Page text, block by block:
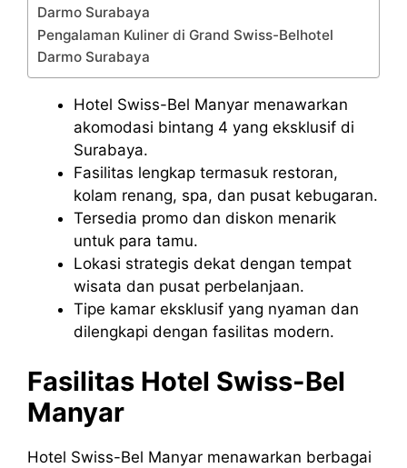
Darmo Surabaya
Pengalaman Kuliner di Grand Swiss-Belhotel
Darmo Surabaya
Hotel Swiss-Bel Manyar menawarkan
akomodasi bintang 4 yang eksklusif di
Surabaya.
Fasilitas lengkap termasuk restoran,
kolam renang, spa, dan pusat kebugaran.
Tersedia promo dan diskon menarik
untuk para tamu.
Lokasi strategis dekat dengan tempat
wisata dan pusat perbelanjaan.
Tipe kamar eksklusif yang nyaman dan
dilengkapi dengan fasilitas modern.
Fasilitas Hotel Swiss-Bel
Manyar
Hotel Swiss-Bel Manyar menawarkan berbagai